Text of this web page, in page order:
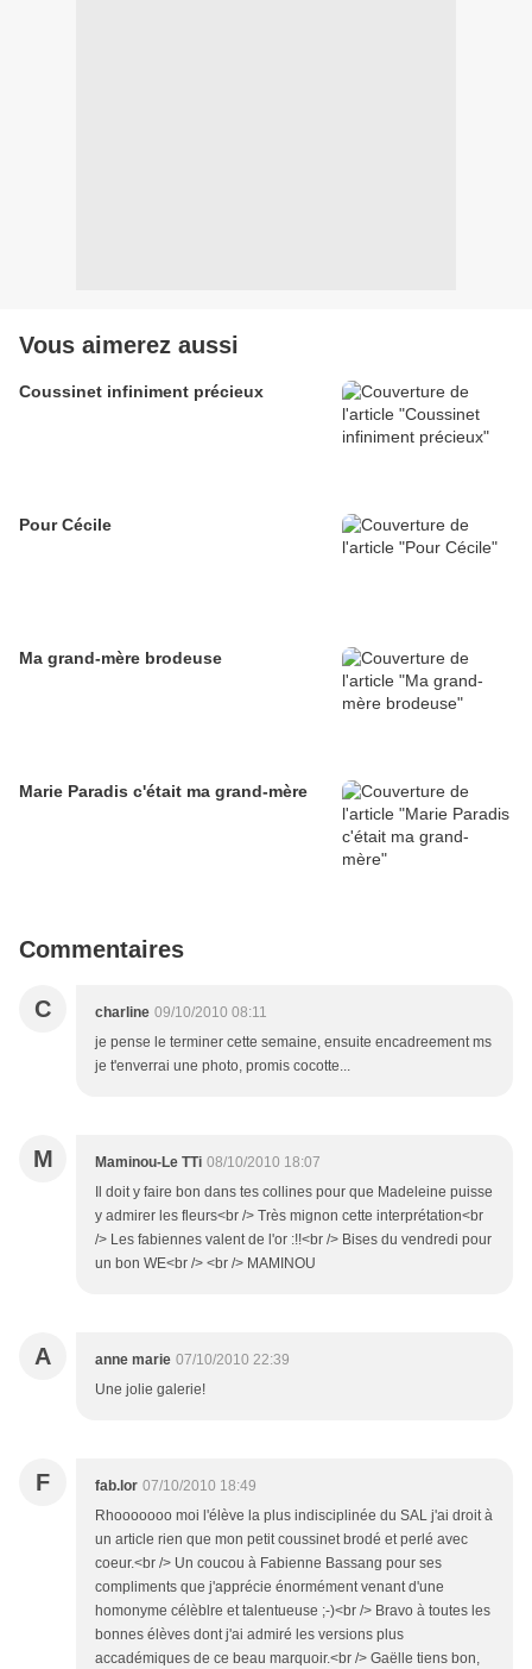
Vous aimerez aussi
Coussinet infiniment précieux
Pour Cécile
Ma grand-mère brodeuse
Marie Paradis c'était ma grand-mère
Commentaires
C charline 09/10/2010 08:11
je pense le terminer cette semaine, ensuite encadreement ms
je t'enverrai une photo, promis cocotte...
M Maminou-Le TTi 08/10/2010 18:07
Il doit y faire bon dans tes collines pour que Madeleine puisse
y admirer les fleurs<br /> Très mignon cette interprétation<br
/> Les fabiennes valent de l'or :!!<br /> Bises du vendredi pour
un bon WE<br /> <br /> MAMINOU
A anne marie 07/10/2010 22:39
Une jolie galerie!
F fab.lor 07/10/2010 18:49
Rhooooooo moi l'élève la plus indisciplinée du SAL j'ai droit à
un article rien que mon petit coussinet brodé et perlé avec
coeur.<br /> Un coucou à Fabienne Bassang pour ses
compliments que j'apprécie énormément venant d'une
homonyme célèblre et talentueuse ;-)<br /> Bravo à toutes les
bonnes élèves dont j'ai admiré les versions plus
accadémiques de ce beau marquoir.<br /> Gaëlle tiens bon,